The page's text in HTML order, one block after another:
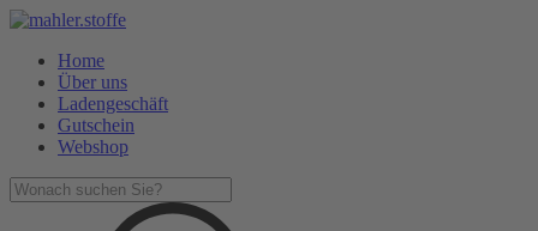
Home
Über uns
Ladengeschäft
Gutschein
Webshop